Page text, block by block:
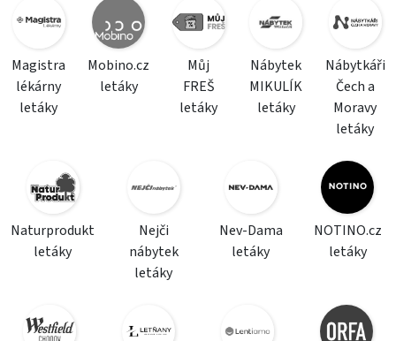
Magistra
lékárny
letáky
Mobino.cz
letáky
Můj
FREŠ
letáky
Nábytek
MIKULÍK
letáky
Nábytkáři
Čech a
Moravy
letáky
Naturprodukt
letáky
Nejči
nábytek
letáky
Nev-Dama
letáky
NOTINO.cz
letáky